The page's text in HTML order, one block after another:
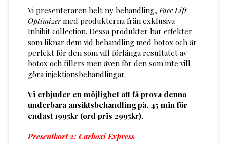
Vi presenteraren helt ny behandling, Face Lift
Optimizermed produkterna från exklusiva
Inhibit collection. Dessa produkter har effekter
som liknar dem vid behandling med botox och är
perfekt för den som vill förlänga resultatet av
botox och fillers men även för den som inte vill
göra injektionsbehandlingar.
Vi erbjuder en möjlighet att få prova denna
underbara ansiktsbehandling på. 45 min för
endast 1995kr (ord pris 2995kr).
Presentkort 2: Carboxi Express